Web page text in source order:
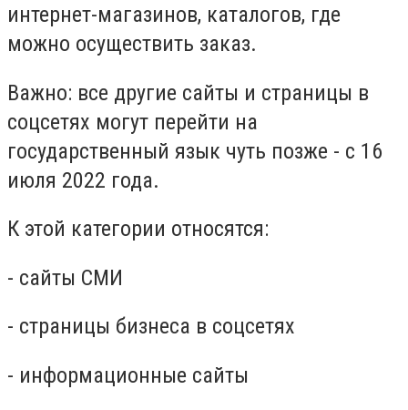
интернет-магазинов, каталогов, где
можно осуществить заказ.
Важно: все другие сайты и страницы в
соцсетях могут перейти на
государственный язык чуть позже - с 16
июля 2022 года.
К этой категории относятся:
- сайты СМИ
- страницы бизнеса в соцсетях
- информационные сайты